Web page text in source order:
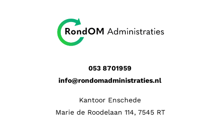
053 8701959
info@rondomadministraties.nl
Kantoor Enschede
Marie de Roodelaan 114, 7545 RT